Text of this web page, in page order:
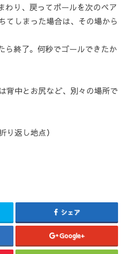
わり、戻ってボールを次のペア
てしまった場合は、その場から
ら終了。何秒でゴールできたか
背中とお尻など、別々の場所で
り返し地点）
シェア
Google+